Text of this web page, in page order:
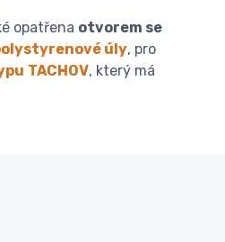
opatřena otvorem se
úly, pro
TACHOV, který má